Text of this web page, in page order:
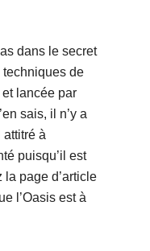
dans le secret
de
lancée par
sais, il n’y a
à
puisqu’il est
page d’article
l’Oasis est à